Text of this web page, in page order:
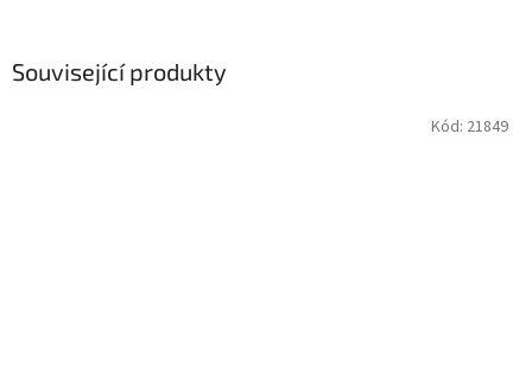
Související produkty
Kód: 21849